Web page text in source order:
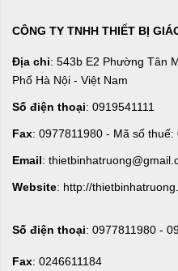
CÔNG TY TNHH THIẾT BỊ
Địa chỉ: 543b E2 Phường Tân
Phố Hà Nội - Việt Nam
Số điện thoại: 0919541111
Fax: 0977811980 - Mã số thuế:
Email:
Website: http://
Số điện thoại: 0977811980 -
Fax: 0246611184